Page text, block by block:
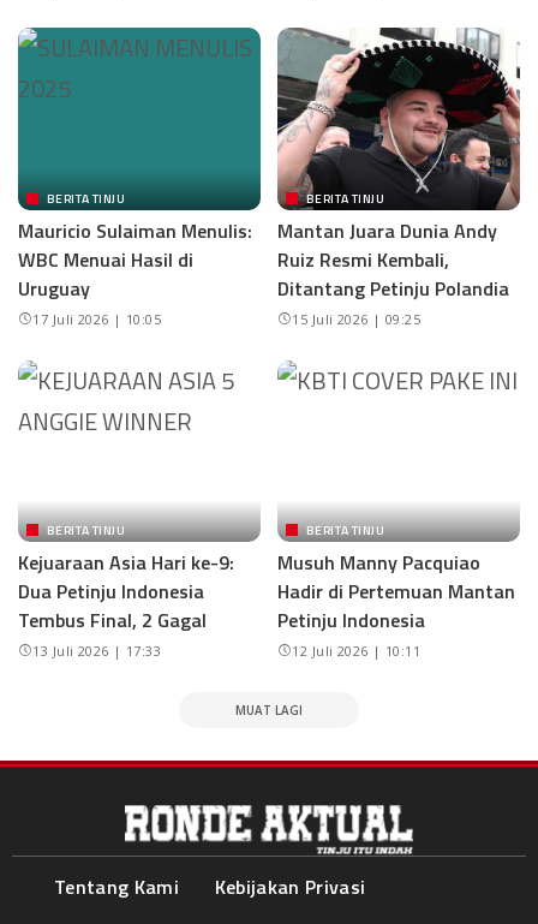
BERITA TINJU
Mauricio Sulaiman Menulis:
WBC Menuai Hasil di
Uruguay
17 Juli 2026 | 10:05
BERITA TINJU
Mantan Juara Dunia Andy
Ruiz Resmi Kembali,
Ditantang Petinju Polandia
15 Juli 2026 | 09:25
BERITA TINJU
Kejuaraan Asia Hari ke-9:
Dua Petinju Indonesia
Tembus Final, 2 Gagal
13 Juli 2026 | 17:33
BERITA TINJU
Musuh Manny Pacquiao
Hadir di Pertemuan Mantan
Petinju Indonesia
12 Juli 2026 | 10:11
MUAT LAGI
Tentang Kami Kebijakan Privasi